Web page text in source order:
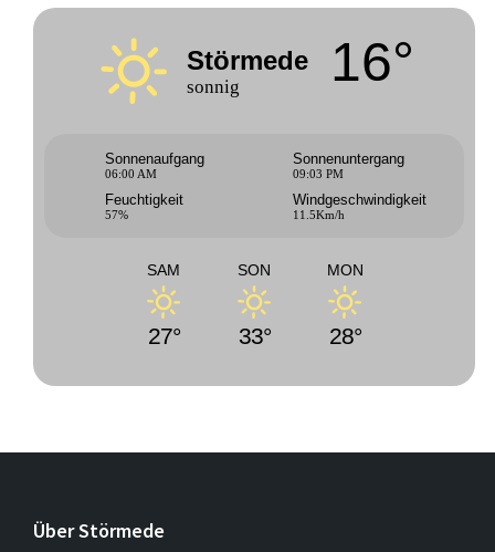
Störmede
sonnig 16°
Sonnenaufgang
06:00 AM
Sonnenuntergang
09:03 PM
Feuchtigkeit
57%
Windgeschwindigkeit
11.5Km/h
SAM
27°
SON
33°
MON
28°
Über Störmede